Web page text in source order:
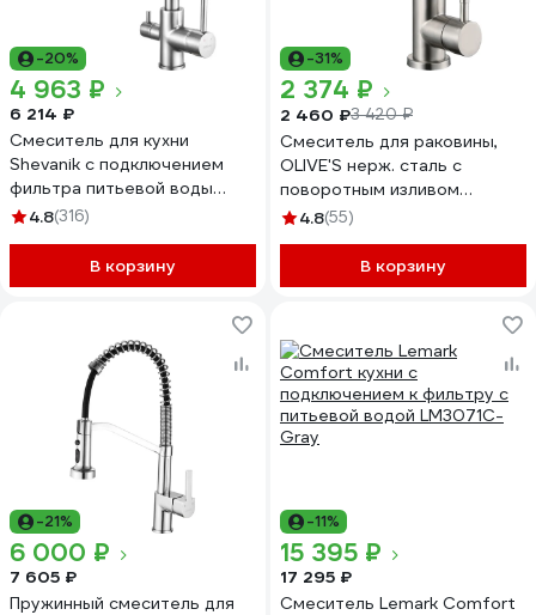
-20%
4 963 ₽
6 214 ₽
Смеситель для кухни
Shevanik с подключением
фильтра питьевой воды
S328
4.8(316)
В корзину
-31%
2 374 ₽
2 460 ₽3 420 ₽
Смеситель для раковины,
OLIVE'S нерж. сталь с
поворотным изливом
BALEAR, 13105BL
4.8(55)
В корзину
-21%
6 000 ₽
7 605 ₽
Пружинный смеситель для
-11%
15 395 ₽
17 295 ₽
Смеситель Lemark Comfort